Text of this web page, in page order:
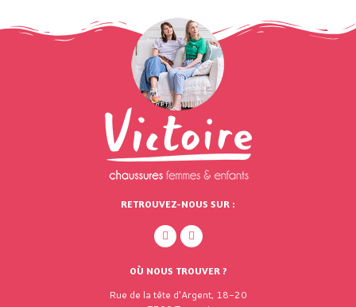
RETROUVEZ-NOUS SUR :
OÙ NOUS TROUVER ?
Rue de la tête d'Argent, 18-20